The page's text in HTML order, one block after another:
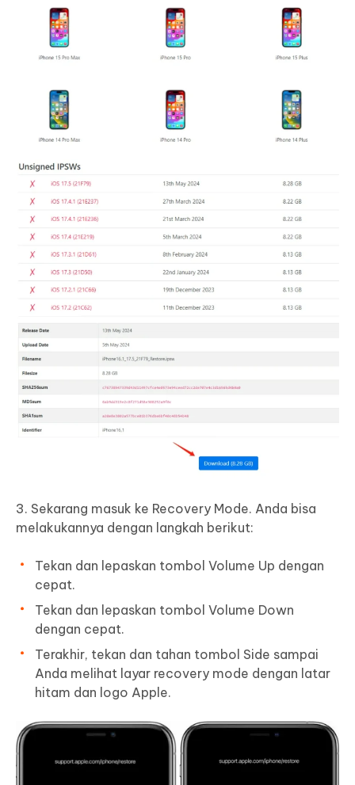
3. Sekarang masuk ke Recovery Mode. Anda bisa
melakukannya dengan langkah berikut:
Tekan dan lepaskan tombol Volume Up dengan
cepat.
Tekan dan lepaskan tombol Volume Down
dengan cepat.
Terakhir, tekan dan tahan tombol Side sampai
Anda melihat layar recovery mode dengan latar
hitam dan logo Apple.